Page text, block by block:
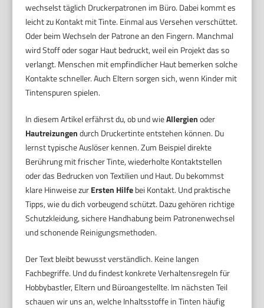
wechselst täglich Druckerpatronen im Büro. Dabei kommt es
leicht zu Kontakt mit Tinte. Einmal aus Versehen verschüttet.
Oder beim Wechseln der Patrone an den Fingern. Manchmal
wird Stoff oder sogar Haut bedruckt, weil ein Projekt das so
verlangt. Menschen mit empfindlicher Haut bemerken solche
Kontakte schneller. Auch Eltern sorgen sich, wenn Kinder mit
Tintenspuren spielen.
In diesem Artikel erfährst du, ob und wieAllergienoder
Hautreizungendurch Druckertinte entstehen können. Du
lernst typische Auslöser kennen. Zum Beispiel direkte
Berührung mit frischer Tinte, wiederholte Kontaktstellen
oder das Bedrucken von Textilien und Haut. Du bekommst
klare Hinweise zurErsten Hilfebei Kontakt. Und praktische
Tipps, wie du dich vorbeugend schützt. Dazu gehören richtige
Schutzkleidung, sichere Handhabung beim Patronenwechsel
und schonende Reinigungsmethoden.
Der Text bleibt bewusst verständlich. Keine langen
Fachbegriffe. Und du findest konkrete Verhaltensregeln für
Hobbybastler, Eltern und Büroangestellte. Im nächsten Teil
schauen wir uns an, welche Inhaltsstoffe in Tinten häufig